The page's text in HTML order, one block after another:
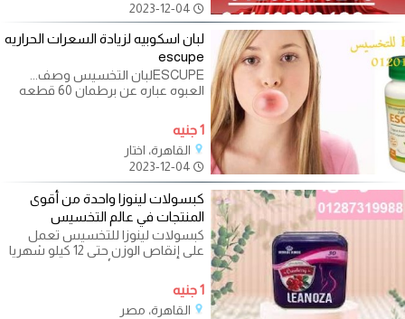
لبان اسكوبيه لزيادة السعرات الحراريه
escupe
ESCUPEلبان التخسيس وصف...
العبوه عباره عن برطمان 60 قطعه
البرتقال
1 جنيه
القاهرة، اختار
كبسولات لينوزا واحدة من أقوى
المنتجات في عالم التخسيس
كبسولات لينوزا للتخسيس تعمل
على إنقاص الوزن حتى 12 كيلو شهريا
تعمل على نحت الأرداف وتفتيت
الدهون
1 جنيه
القاهرة، مصر